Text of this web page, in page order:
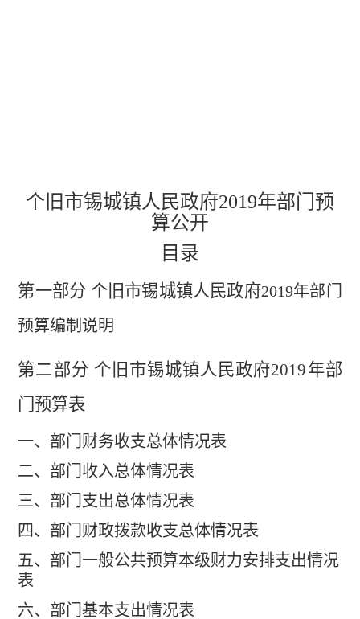
个旧市锡城镇人民政府2019年部门预
算公开
目录
第一部分 个旧市锡城镇人民政府2019年部门
预算编制说明
第二部分 个旧市锡城镇人民政府2019年部
门预算表
一、部门财务收支总体情况表
二、部门收入总体情况表
三、部门支出总体情况表
四、部门财政拨款收支总体情况表
五、部门一般公共预算本级财力安排支出情况
表
六、部门基本支出情况表